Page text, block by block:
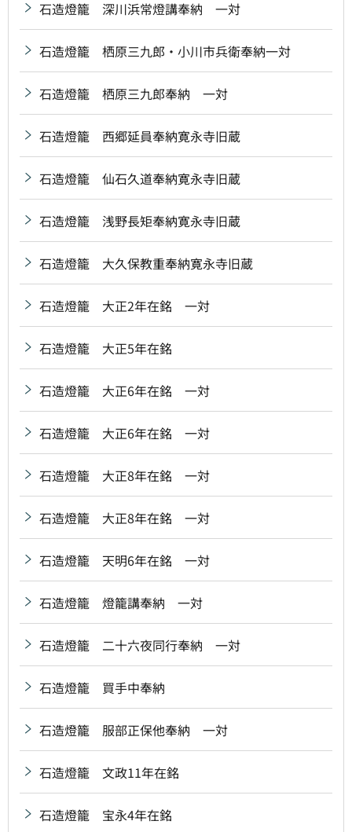
石造燈籠 深川浜常燈講奉納 一対
石造燈籠 栖原三九郎・小川市兵衛奉納一対
石造燈籠 栖原三九郎奉納 一対
石造燈籠 西郷延員奉納寛永寺旧蔵
石造燈籠 仙石久道奉納寛永寺旧蔵
石造燈籠 浅野長矩奉納寛永寺旧蔵
石造燈籠 大久保教重奉納寛永寺旧蔵
石造燈籠 大正2年在銘 一対
石造燈籠 大正5年在銘
石造燈籠 大正6年在銘 一対
石造燈籠 大正6年在銘 一対
石造燈籠 大正8年在銘 一対
石造燈籠 大正8年在銘 一対
石造燈籠 天明6年在銘 一対
石造燈籠 燈籠講奉納 一対
石造燈籠 二十六夜同行奉納 一対
石造燈籠 買手中奉納
石造燈籠 服部正保他奉納 一対
石造燈籠 文政11年在銘
石造燈籠 宝永4年在銘